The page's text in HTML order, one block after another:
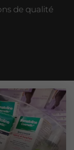
de qualité